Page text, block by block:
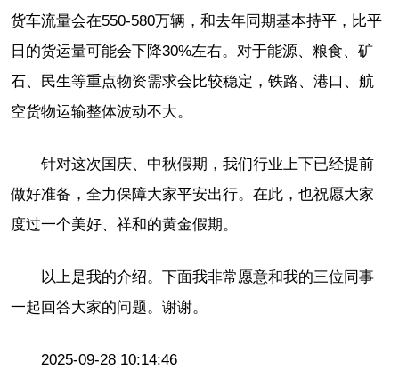
货车流量会在550-580万辆，和去年同期基本持平，比平
日的货运量可能会下降30%左右。对于能源、粮食、矿
石、民生等重点物资需求会比较稳定，铁路、港口、航
空货物运输整体波动不大。
针对这次国庆、中秋假期，我们行业上下已经提前
做好准备，全力保障大家平安出行。在此，也祝愿大家
度过一个美好、祥和的黄金假期。
以上是我的介绍。下面我非常愿意和我的三位同事
一起回答大家的问题。谢谢。
2025-09-28 10:14:46